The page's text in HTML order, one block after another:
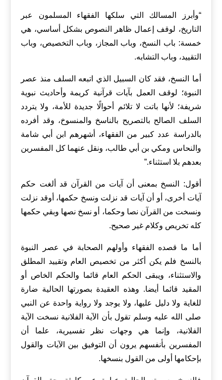
“وأبرز المسالك التي سلكها الفقهاء المسلمون عبر
التاريخ، لوقف إعمال ظاهر النصوص بشكل أساسي، هي
خمسة: باب النسخ، وباب المجاز، وباب التخصيص، وباب
التقييد، وباب التشابه.
أما النسخ، فقد كان السبيل الذي اتبعه السلف منذ عصر
النبوة؛ لوقف العمل بآيات قرآنية كريمة وأحاديث نبوية
شريفة؛ لأنها باتت لا تلائم أحوالًا جديدة للأمة، ولا يتردد
السلف الصالح بالتصريح بالناسخ والمنسوخ، وقد أفرده
بالدراسة عدد كبير من الفقهاء، أشهرهم ابن أبي شامة
والنحاس ومكي بن أبي طالب، ونقل عنهما كل المفسرين
بعدهم بلا استثناء.”
أقول: النسخ بمعنى أن آيات من القرآن قد ألغت حكم
آيات أخرى، أو أن آيات قد نزلت ونسخ حكمها، أوقد نزلت
ونسخت من القرآن نصا وحكما، أو نسخ نصها وبقي حكمها
كله تخريص وكلام غير صحيح.
أما ما قصده الفقهاء وأولهم الصحابة في عصر النبوة
بالنسخ فلم يكن أكثر من تخصيص العام وتقييد المطلق
والاستثناء، ويبقى الحكم العام قائما والحكم الخاص أو
المقيد قائما أيضا. وهذه العقيدة بصورتها الحالية ضارة
للغاية ولا دليل عليها، ولا يوجد ولا رواية واحدة عن النبي
صلى الله عليه وسلم تقول بأن الآية الفلانية نسخت الآية
الفلانية، وإنما هي وجهات نظر تفسيرية، علما أن
المفسرين بأنفسهم يرون أن التوفيق بين الآيات والقول
بإحكامها أولى من القول بنسخها.